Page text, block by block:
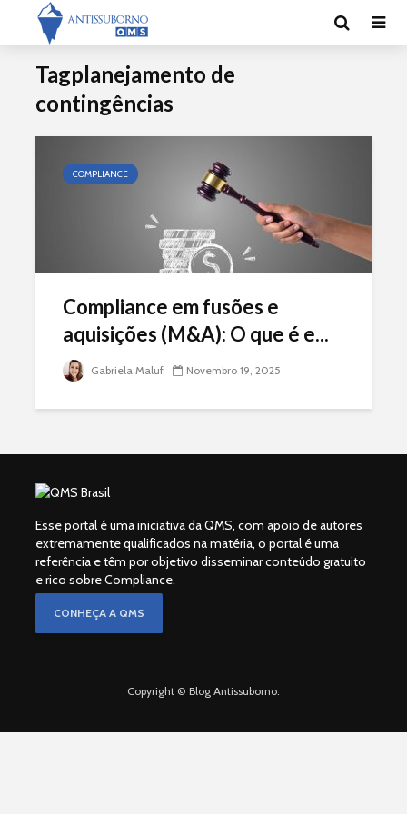
Tagplanejamento de
contingências
COMPLIANCE
Compliance em fusões e
aquisições (M&A): O que é e...
Gabriela Maluf Novembro 19, 2025
Esse portal é uma iniciativa da QMS, com apoio de autores
extremamente qualificados na matéria, o portal é uma
referência e têm por objetivo disseminar conteúdo gratuito
e rico sobre Compliance.
CONHEÇA A QMS
Copyright © Blog Antissuborno.